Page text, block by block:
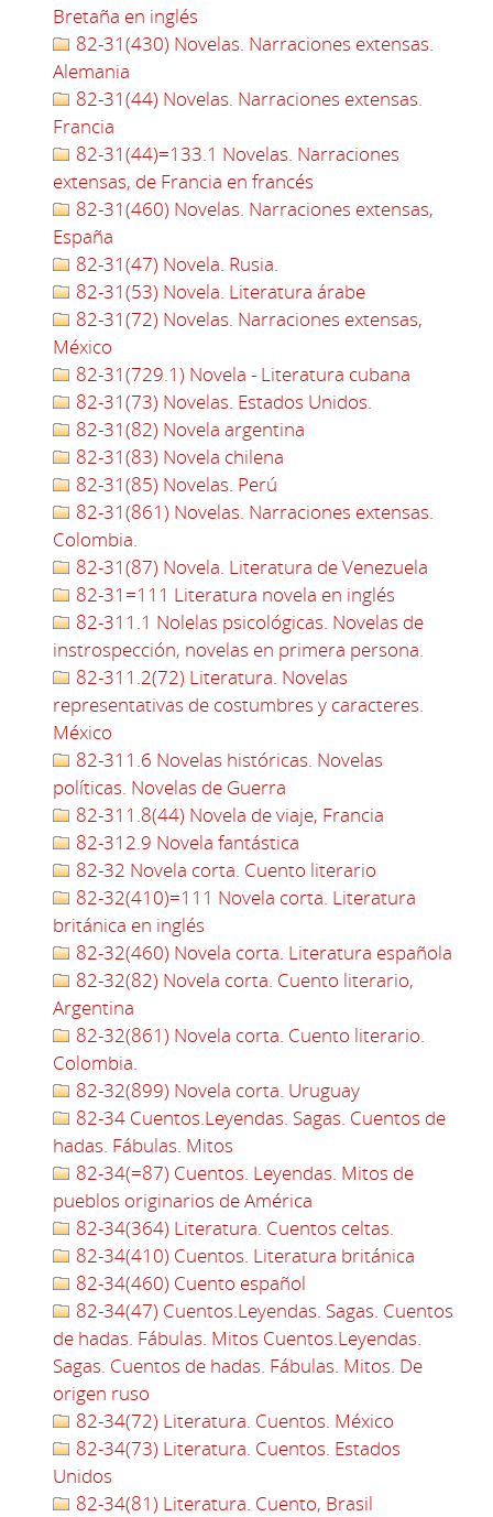
Bretaña en inglés
82-31(430) Novelas. Narraciones extensas.
Alemania
82-31(44) Novelas. Narraciones extensas.
Francia
82-31(44)=133.1 Novelas. Narraciones
extensas, de Francia en francés
82-31(460) Novelas. Narraciones extensas,
España
82-31(47) Novela. Rusia.
82-31(53) Novela. Literatura árabe
82-31(72) Novelas. Narraciones extensas,
México
82-31(729.1) Novela - Literatura cubana
82-31(73) Novelas. Estados Unidos.
82-31(82) Novela argentina
82-31(83) Novela chilena
82-31(85) Novelas. Perú
82-31(861) Novelas. Narraciones extensas.
Colombia.
82-31(87) Novela. Literatura de Venezuela
82-31=111 Literatura novela en inglés
82-311.1 Nolelas psicológicas. Novelas de
instrospección, novelas en primera persona.
82-311.2(72) Literatura. Novelas
representativas de costumbres y caracteres.
México
82-311.6 Novelas históricas. Novelas
políticas. Novelas de Guerra
82-311.8(44) Novela de viaje, Francia
82-312.9 Novela fantástica
82-32 Novela corta. Cuento literario
82-32(410)=111 Novela corta. Literatura
británica en inglés
82-32(460) Novela corta. Literatura española
82-32(82) Novela corta. Cuento literario,
Argentina
82-32(861) Novela corta. Cuento literario.
Colombia.
82-32(899) Novela corta. Uruguay
82-34 Cuentos.Leyendas. Sagas. Cuentos de
hadas. Fábulas. Mitos
82-34(=87) Cuentos. Leyendas. Mitos de
pueblos originarios de América
82-34(364) Literatura. Cuentos celtas.
82-34(410) Cuentos. Literatura británica
82-34(460) Cuento español
82-34(47) Cuentos.Leyendas. Sagas. Cuentos
de hadas. Fábulas. Mitos Cuentos.Leyendas.
Sagas. Cuentos de hadas. Fábulas. Mitos. De
origen ruso
82-34(72) Literatura. Cuentos. México
82-34(73) Literatura. Cuentos. Estados
Unidos
82-34(81) Literatura. Cuento, Brasil